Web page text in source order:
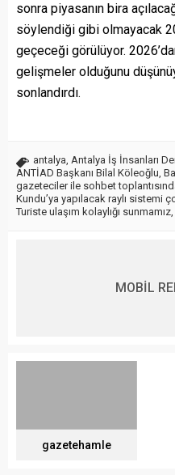
sonra piyasanın bira
söylendiği gibi olmayacak
geçeceği görülüyor.
gelişmeler olduğunu
sonlandırdı.
antalya, Antalya İş İnsanları
ANTİAD Başkanı Bilal Köleoğlu,
gazeteciler ile sohbet
Kundu’ya yapılacak raylı sistemi
Turiste ulaşım kolaylığı sunmamız,
MOBİL
gazetehamle